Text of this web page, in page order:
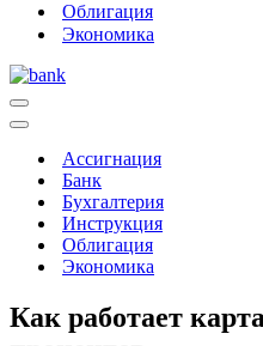
Облигация
Экономика
Меню
навигации
Меню
навигацииАссигнация
Банк
Бухгалтерия
Инструкция
Облигация
Экономика
Как работает